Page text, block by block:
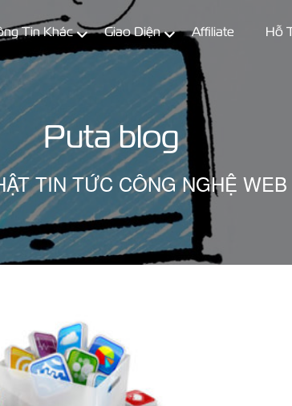
Tin Khác Giao Diện Affiliate Hỗ
Puta blog
TIN TỨC CÔNG NGHỆ WEB